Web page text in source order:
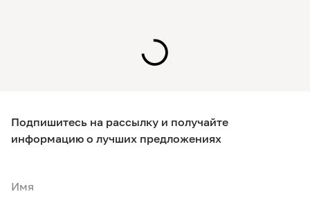
Подпишитесь на рассылку и получайте
информацию о лучших предложениях
Имя